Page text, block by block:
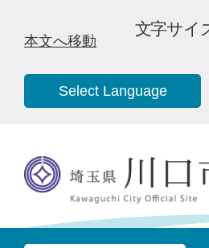
本文へ移動
文字サイ
Select Language